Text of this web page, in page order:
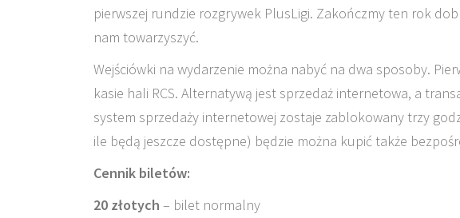
pierwszej rundzie rozgrywek PlusLigi. Zakończmy ten rok
nam towarzyszyć.
Wejściówki na wydarzenie można nabyć na dwa sposoby.
kasie hali RCS. Alternatywą jest sprzedaż internetowa, a
system sprzedaży internetowej zostaje zablokowany trzy
ile będą jeszcze dostępne) będzie można kupić także
Cennik biletów:
20 złotych – bilet normalny